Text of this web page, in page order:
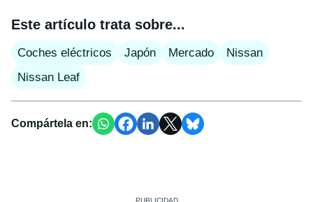
Este artículo trata sobre...
Coches eléctricos Japón Mercado
Nissan
Nissan Leaf
Compártela en: